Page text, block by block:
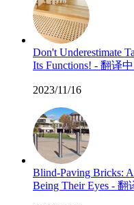
Don't Underestimate
Its Functions! - 翻译
2023/11/16
Blind-Paving Bricks:
Being Their Eyes - 翻